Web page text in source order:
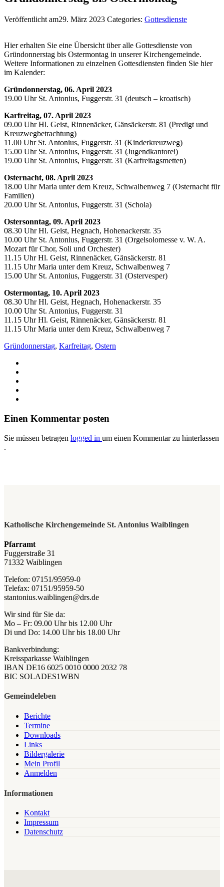
Veröffentlicht am29. März 2023 Categories: Gottesdienste
Hier erhalten Sie eine Übersicht über alle Gottesdienste von
Gründonnerstag bis Ostermontag in unserer Kirchengemeinde.
Weitere Informationen zu einzelnen Gottesdiensten finden Sie hier
im Kalender:
Gründonnerstag, 06. April 2023
19.00 Uhr St. Antonius, Fuggerstr. 31 (deutsch – kroatisch)
Karfreitag, 07. April 2023
09.00 Uhr Hl. Geist, Rinnenäcker, Gänsäckerstr. 81 (Predigt und
Kreuzwegbetrachtung)
11.00 Uhr St. Antonius, Fuggerstr. 31 (Kinderkreuzweg)
15.00 Uhr St. Antonius, Fuggerstr. 31 (Jugendkantorei)
19.00 Uhr St. Antonius, Fuggerstr. 31 (Karfreitagsmetten)
Osternacht, 08. April 2023
18.00 Uhr Maria unter dem Kreuz, Schwalbenweg 7 (Osternacht für
Familien)
20.00 Uhr St. Antonius, Fuggerstr. 31 (Schola)
Ostersonntag, 09. April 2023
08.30 Uhr Hl. Geist, Hegnach, Hohenackerstr. 35
10.00 Uhr St. Antonius, Fuggerstr. 31 (Orgelsolomesse v. W. A.
Mozart für Chor, Soli und Orchester)
11.15 Uhr Hl. Geist, Rinnenäcker, Gänsäckerstr. 81
11.15 Uhr Maria unter dem Kreuz, Schwalbenweg 7
15.00 Uhr St. Antonius, Fuggerstr. 31 (Ostervesper)
Ostermontag, 10. April 2023
08.30 Uhr Hl. Geist, Hegnach, Hohenackerstr. 35
10.00 Uhr St. Antonius, Fuggerstr. 31
11.15 Uhr Hl. Geist, Rinnenäcker, Gänsäckerstr. 81
11.15 Uhr Maria unter dem Kreuz, Schwalbenweg 7
Gründonnerstag, Karfreitag, Ostern
Einen Kommentar posten
Sie müssen betragen logged in um einen Kommentar zu hinterlassen
.
Katholische Kirchengemeinde St. Antonius Waiblingen
Pfarramt
Fuggerstraße 31
71332 Waiblingen
Telefon: 07151/95959-0
Telefax: 07151/95959-50
stantonius.waiblingen@drs.de
Wir sind für Sie da:
Mo – Fr: 09.00 Uhr bis 12.00 Uhr
Di und Do: 14.00 Uhr bis 18.00 Uhr
Bankverbindung:
Kreissparkasse Waiblingen
IBAN DE16 6025 0010 0000 2032 78
BIC SOLADES1WBN
Gemeindeleben
Berichte
Termine
Downloads
Links
Bildergalerie
Mein Profil
Anmelden
Informationen
Kontakt
Impressum
Datenschutz